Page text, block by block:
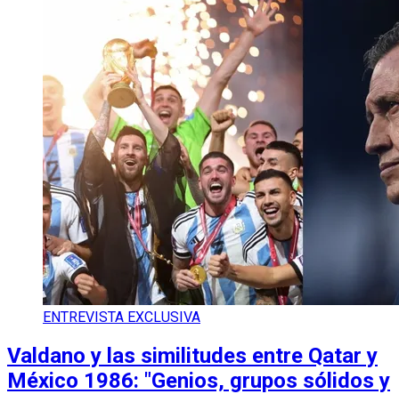
ENTREVISTA EXCLUSIVA
Valdano y las similitudes entre Qatar y
México 1986: "Genios, grupos sólidos y